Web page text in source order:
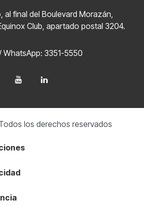
al final del Boulevard Morazán,
Club, apartado postal 3204.
3351-5550
los derechos reservados